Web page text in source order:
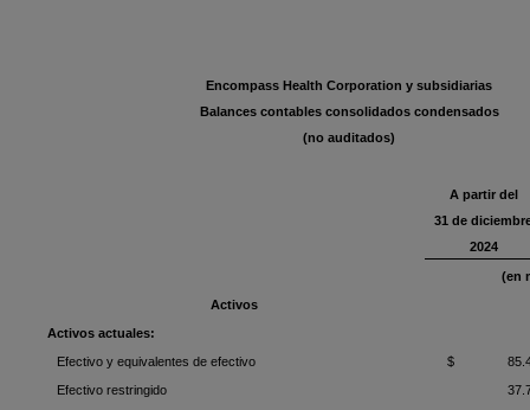
Encompass Health Corporation y subsidiarias
Balances contables consolidados condensados
(no auditados)
A partir del
31 de
2024
(en
Activos
Activos actuales:
Efectivo y equivalentes de efectivo
$
Efectivo restringido